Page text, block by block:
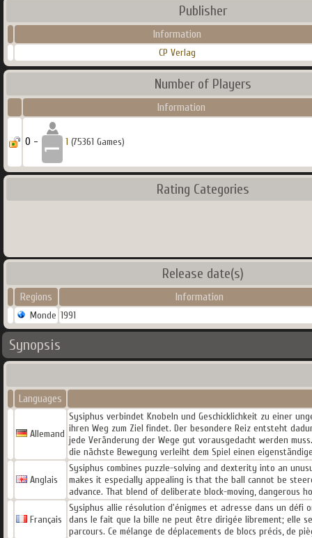
Publisher
Information
CP Verlag
Number of Players
Information
0 - 1 (75361 Games)
Rating Categories
Release date(s)
Regions Information
Monde 1991
Synopsis
Languages
Allemand
Sysiphus verbindet Knobeln und Geschicklichkeit zu einer
ihren Weg zum Ziel findet. Der besondere Reiz entsteht
jede Veränderung der Wege gut vorausgedacht werden
die nächste Bewegung verleiht dem Spiel einen
Anglais
Sysiphus combines puzzle-solving and dexterity into an
makes it especially appealing is that the ball cannot be
advance. That blend of deliberate block-moving, dangerous
Français
Sysiphus allie résolution d'énigmes et adresse dans un
dans le fait que la bille ne peut être dirigée librement; elle
parcours. Ce mélange de déplacements de blocs précis, de